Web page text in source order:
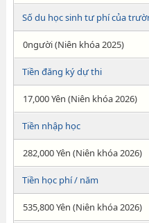
Số du học sinh tư phí của
0người (Niên khóa 2025)
Tiền đăng ký dự thi
17,000 Yên (Niên khóa 2026)
Tiền nhập học
282,000 Yên (Niên khóa 2026)
Tiền học phí / năm
535,800 Yên (Niên khóa 2026)